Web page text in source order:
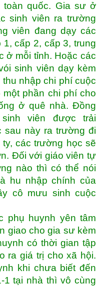
toàn quốc. Gia sư ở
sinh viên ra trường
viên đang dạy các
cấp 2, cấp 3, trung
ở mỗi tỉnh. Hoặc các
sinh viên dạy kèm
nhập chi phí cuộc
phần chi phí cho
ở quê nhà. Đồng
viên được trải
sau này ra trường đi
các trường học sẽ
Đối với giáo viên tự
nào thì có thể nói
hu nhập chính của
cô mưu sinh cuộc
phụ huynh yên tâm
giao cho gia sư kèm
có thời gian tập
ra giá trị cho xã hội.
khi chưa biết đến
tại nhà thì vô cùng